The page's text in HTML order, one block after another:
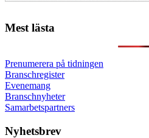
Mest lästa
Prenumerera på tidningen
Branschregister
Evenemang
Branschnyheter
Samarbetspartners
Nyhetsbrev